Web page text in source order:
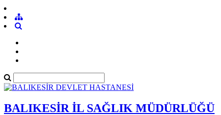
BALIKESİR İL SAĞLIK MÜDÜRLÜĞÜ